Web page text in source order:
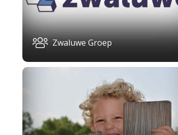
Zwaluwe Groep